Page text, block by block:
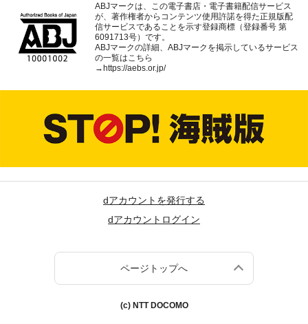
ABJマークは、この電子書店・電子書籍配信サービス
が、著作権者からコンテンツ使用許諾を得た正規版配
信サービスであることを示す登録商標（登録番号 第
6091713号）です。
ABJマークの詳細、ABJマークを掲示しているサービス
の一覧はこちら
→https://aebs.or.jp/
dアカウントを発行する
dアカウントログイン
ページトップへ
(c) NTT DOCOMO